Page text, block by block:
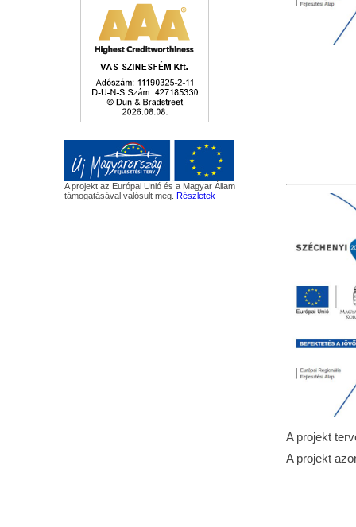
A projekt az Európai Unió és a Magyar Állam
támogatásával valósult meg. Részletek
A projekt
A projekt